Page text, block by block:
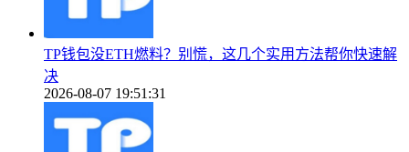
TP钱包没ETH燃料？别慌，这几个实用方法帮你快速解
决
2026-08-07 19:51:31